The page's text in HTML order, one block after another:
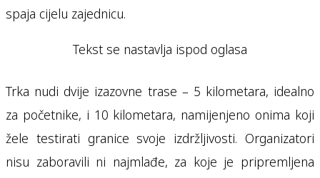
spaja cijelu zajednicu.
Tekst se nastavlja ispod oglasa
Trka nudi dvije izazovne trase – 5 kilometara, idealno
za početnike, i 10 kilometara, namijenjeno onima koji
žele testirati granice svoje izdržljivosti. Organizatori
nisu zaboravili ni najmlađe, za koje je pripremljena